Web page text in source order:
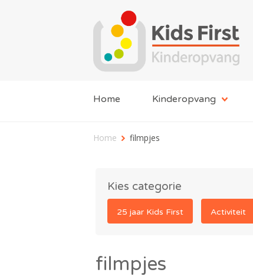
Home Kinderopvang
Home filmpjes
Kies categorie
25 jaar Kids First Activiteit
filmpjes